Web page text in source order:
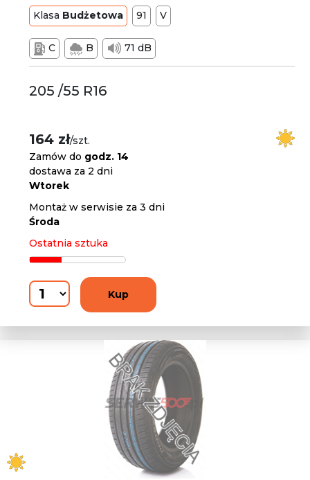
Klasa Budżetowa 91 V
C B 71 dB
205 /55 R16
164 zł/szt.
Zamów do godz. 14
dostawa za 2 dni
Wtorek
Montaż w serwisie za 3 dni
Środa
Ostatnia sztuka
Kup